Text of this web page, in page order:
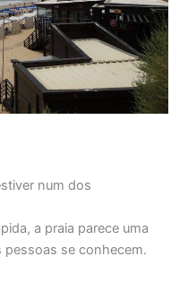
num dos
a praia parece uma
pessoas se conhecem.